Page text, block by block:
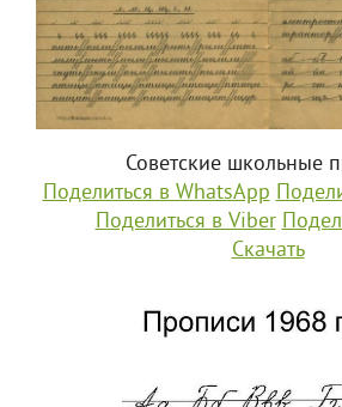
Советские школьные
Поделиться в WhatsApp
Поделиться в Viber
Скачать